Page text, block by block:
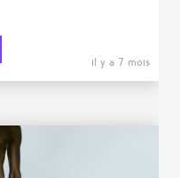
il y a 7 mois